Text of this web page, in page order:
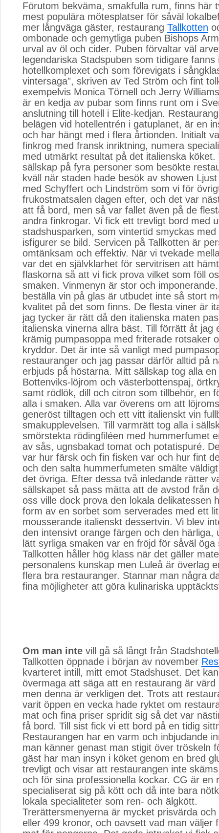
Förutom bekväma, smakfulla rum, finns här
mest populära mötesplatser för såväl
mer långväga gäster, restaurang Tallkotten
ombonade och gemytliga puben Bishops
urval av öl och cider. Puben förvaltar väl
legendariska Stadspuben som tidigare fanns
hotellkomplexet och som förevigats i
vintersaga", skriven av Ted Ström och fint
exempelvis Monica Törnell och Jerry
är en kedja av pubar som finns runt om i
anslutning till hotell i Elite-kedjan.
belägen vid hotellentrén i gatuplanet, är en
och har hängt med i flera årtionden. Initialt
finkrog med fransk inriktning, numera
med utmärkt resultat på det italienska köket.
sällskap på fyra personer som besökte
kväll när staden hade besök av showen
med Schyffert och Lindström som vi för
frukostmatsalen dagen efter, och det var
att få bord, men så var fallet även på de
andra finkrogar. Vi fick ett trevligt bord med
stadshusparken, som vintertid smyckas
isfigurer se bild. Servicen på Tallkotten är
omtänksam och effektiv. När vi tvekade
var det en självklarhet för servitrisen att
flaskorna så att vi fick prova vilket som föll
smaken. Vinmenyn är stor och
beställa vin på glas är utbudet inte så stort
kvalitet på det som finns. De flesta viner är
jag tycker är rätt då den italienska maten
italienska vinerna allra bäst. Till förrätt åt jag
krämig pumpasoppa med friterade rotsaker
kryddor. Det är inte så vanligt med
restauranger och jag passar därför alltid på
erbjuds på höstarna. Mitt sällskap tog alla
Bottenviks-löjrom och västerbottenspaj,
samt rödlök, dill och citron som tillbehör, en
alla i smaken. Alla var överens om att
generöst tilltagen och ett vitt italienskt vin
smakupplevelsen. Till varmrätt tog alla i
smörstekta rödingfiléen med hummerfumet
av sås, ugnsbakad tomat och potatispuré.
var hur färsk och fin fisken var och hur fint
och den salta hummerfumeten smälte
det övriga. Efter dessa två inledande rätter
sällskapet så pass mätta att de avstod från
oss ville dock prova den lokala delikatessen
form av en sorbet som serverades med ett
mousserande italienskt dessertvin. Vi blev
den intensivt orange färgen och den härliga,
lätt syrliga smaken var en fröjd för såväl öga
Tallkotten håller hög klass när det gäller
personalens kunskap men Luleå är överlag
flera bra restauranger. Stannar man några
fina möjligheter att göra kulinariska
Om man inte vill gå så långt från
Tallkotten öppnade i början av november
kvarteret intill, mitt emot Stadshuset. Det
övermaga att säga att en restaurang är värd
men denna är verkligen det. Trots att
varit öppen en vecka hade ryktet om
mat och fina priser spridit sig så det var
få bord. Till sist fick vi ett bord på en tidig
Restaurangen har en varm och inbjudande
man känner genast man stigit över tröskeln
gäst har man insyn i köket genom en bred
trevligt och visar att restaurangen inte
och för sina professionella kockar. CG är en
specialiserat sig på kött och då inte bara
lokala specialiteter som ren- och älgkött.
Trerättersmenyerna är mycket prisvärda
eller 499 kronor, och oavsett vad man väljer